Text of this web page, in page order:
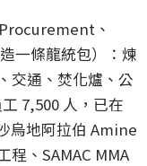
、
一條龍統包）：煉
交通、焚化爐、公
7,500 人，已在
烏地阿拉伯 Amine
程、SAMAC MMA